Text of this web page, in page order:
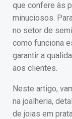
que confere às
minuciosos.
no setor de
como funciona
garantir a
aos clientes.
Neste artigo,
na joalheria,
de joias em